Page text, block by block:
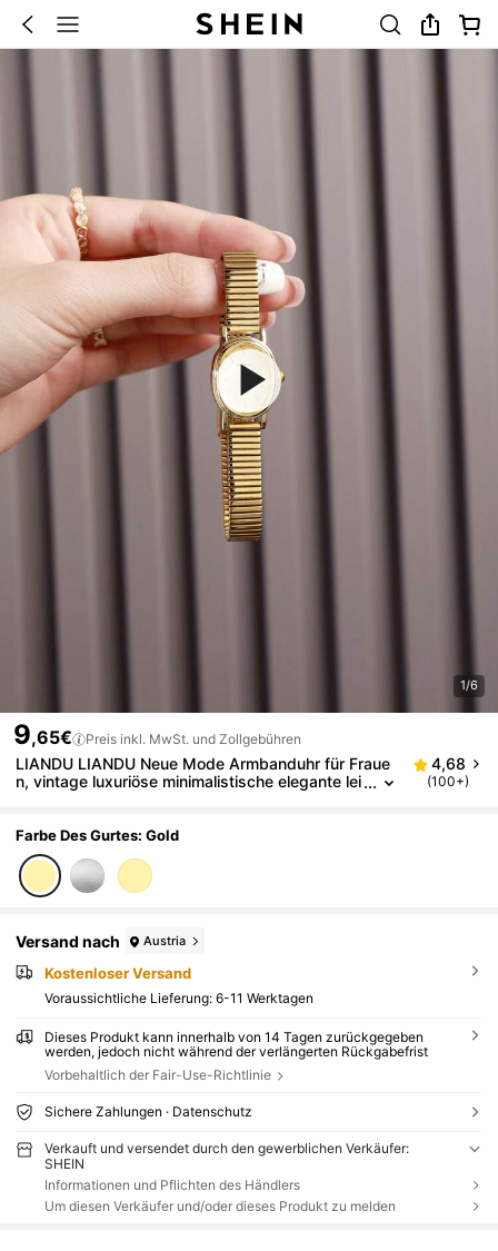
1/6
9,65€ Preis inkl. MwSt. und Zollgebühren
LIANDU LIANDU Neue Mode Armbanduhr für Fraue
n, vintage luxuriöse minimalistische elegante lei
ichkeiten, ideales Geschenk für sich selbst oder Fre
unde
4,68
(100+)
Farbe Des Gurtes: Gold
Versand nach Austria
Kostenloser Versand
Voraussichtliche Lieferung: 6-11 Werktagen
Dieses Produkt kann innerhalb von 14 Tagen zurückgegeben
werden, jedoch nicht während der verlängerten Rückgabefrist
Vorbehaltlich der Fair-Use-Richtlinie
Sichere Zahlungen · Datenschutz
Verkauft und versendet durch den gewerblichen Verkäufer:
SHEIN
Informationen und Pflichten des Händlers
Um diesen Verkäufer und/oder dieses Produkt zu melden